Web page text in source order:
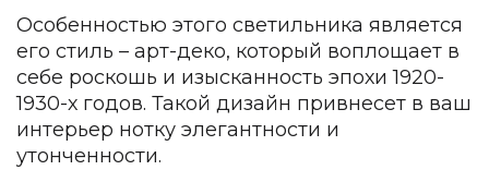
Подбор, производство и комплектация по вашему
Декор
По типу
Для кухни
Особенностью этого светильника является
его стиль – арт-деко, который воплощает в
себе роскошь и изысканность эпохи 1920-
1930-х годов. Такой дизайн привнесет в ваш
интерьер нотку элегантности и
утонченности.